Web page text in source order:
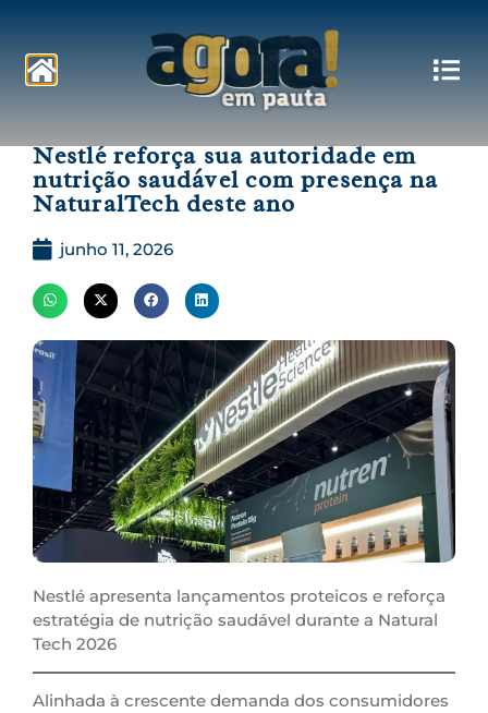
Nestlé reforça sua autoridade em
nutrição saudável com presença na
NaturalTech deste ano
junho 11, 2026
Nestlé apresenta lançamentos proteicos e reforça
estratégia de nutrição saudável durante a Natural
Tech 2026
Alinhada à crescente demanda dos consumidores